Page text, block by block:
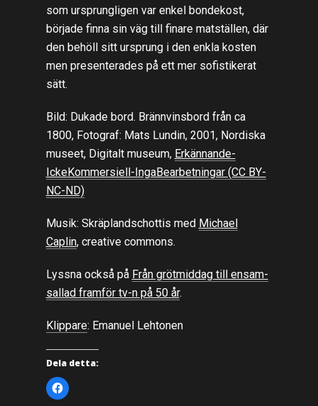
som ursprungligen var enkel bondekost,
började finna sin väg till finare matställen, där
den behöll sitt ursprung i den enkla kosten
men presenterades på ett mer sofistikerat
sätt.
Bild: Dukade bord. Brännvinsbord från ca
1800, Fotograf: Mats Lundin, 2001, Nordiska
museet, Digitalt museum, Erkännande-
IckeKommersiell-IngaBearbetningar (CC BY-
NC-ND)
Musik: Skräplandschottis med Michael
Caplin, creative commons.
Lyssna också på Från grötmiddag till ensam-
sallad framför tv-n på 50 år.
Klippare: Emanuel Lehtonen
Dela detta:
K
l